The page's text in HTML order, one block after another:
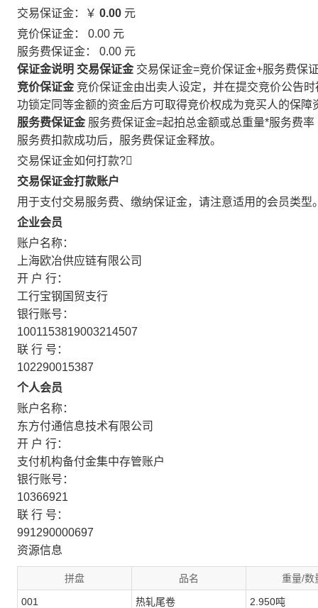
交易保证金：￥ 0.00 元
竞价保证金： 0.00 元
服务费保证金： 0.00 元
保证金说明 交易保证金 交易保证金=竞价保证金+服务费保
竞价保证金 竞价保证金由出卖人设定，并在提交竞价公告
功锁定同等金额的资金后方可取得竞价权成为竞买人的保障
服务费保证金 服务费保证金=起拍总金额或总重量*服务费率
服务费扣款成功后，服务费保证金释放。
交易保证金如何打款?
交易保证金打款账户
用于支付交易服务费、缴纳保证金，请注意适用的会员类型
企业会员
账户名称：
上海欧冶供应链有限公司
开 户 行：
工行宝钢国贸支行
银行账号：
1001153819003214507
联 行 号：
102290015387
个人会员
账户名称：
东方付通信息技术有限公司
开 户 行：
支付机构备付金集中存管账户
银行账号：
10366921
联 行 号：
991290000697
资源信息
拼盘 品名 重量/数
001 热轧尾卷 2.950吨